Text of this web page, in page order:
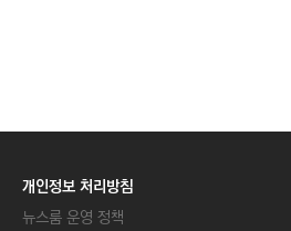
개인정보 처리방침
뉴스룸 운영 정책